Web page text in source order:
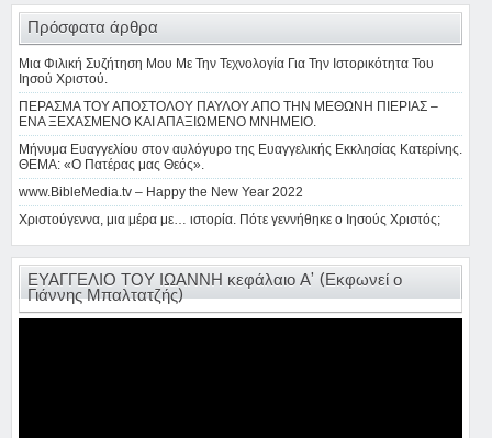
Πρόσφατα άρθρα
Μια Φιλική Συζήτηση Μου Με Την Τεχνολογία Για Την Ιστορικότητα Του
Ιησού Χριστού.
ΠΕΡΑΣΜΑ ΤΟΥ ΑΠΟΣΤΟΛΟΥ ΠΑΥΛΟΥ ΑΠΟ ΤΗΝ ΜΕΘΩΝΗ ΠΙΕΡΙΑΣ –
ΕΝΑ ΞΕΧΑΣΜΕΝΟ ΚΑΙ ΑΠΑΞΙΩΜΕΝΟ ΜΝΗΜΕΙΟ.
Μήνυμα Ευαγγελίου στον αυλόγυρο της Ευαγγελικής Εκκλησίας Κατερίνης.
ΘΕΜΑ: «Ο Πατέρας μας Θεός».
www.BibleMedia.tv – Happy the New Year 2022
Χριστούγεννα, μια μέρα με… ιστορία. Πότε γεννήθηκε ο Ιησούς Χριστός;
ΕΥΑΓΓΕΛΙΟ ΤΟΥ ΙΩΑΝΝΗ κεφάλαιο Α’ (Εκφωνεί ο
Γιάννης Μπαλτατζής)